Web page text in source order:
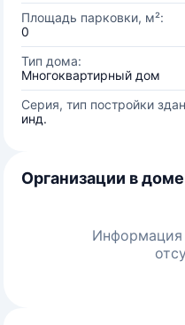
Площадь парковки, м²:
0
Тип дома:
Многоквартирный дом
Серия, тип постройки
инд.
Организации в доме
Информация